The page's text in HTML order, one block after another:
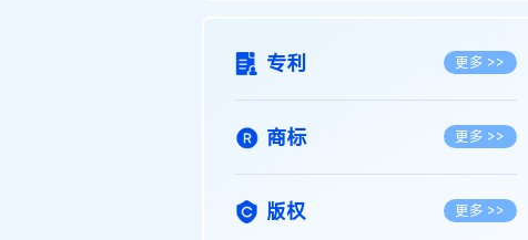
专利 更多 >>
商标 更多 >>
版权 更多 >>